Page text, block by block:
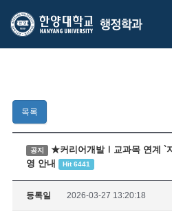
한
양
교
양
행
정
학
과
목록
공지
★커리어개발Ⅰ교과목 연계 `
영 안내
Hit 6441
등록일 2026-03-27 13:20:18